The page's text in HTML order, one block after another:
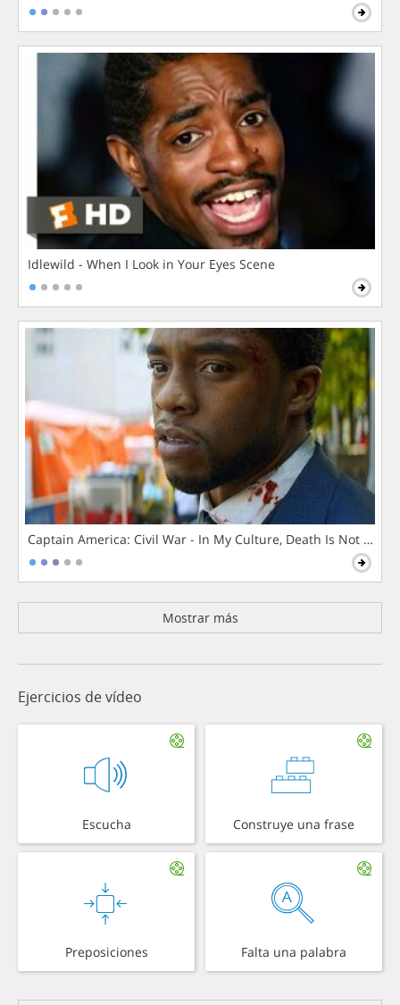
Idlewild - When I Look in Your Eyes Scene
Captain America: Civil War - In My Culture, Death Is Not The
Mostrar más
Ejercicios de vídeo
Escucha Construye una frase
Preposiciones Falta una palabra